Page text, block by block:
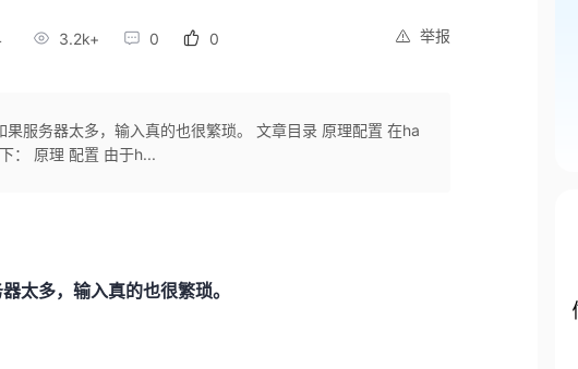
举报
3.2k+ 0 0
服务器太多，输入真的也很繁琐。 文章目录 原理配置 在ha
： 原理 配置 由于h...
太多，输入真的也很繁琐。